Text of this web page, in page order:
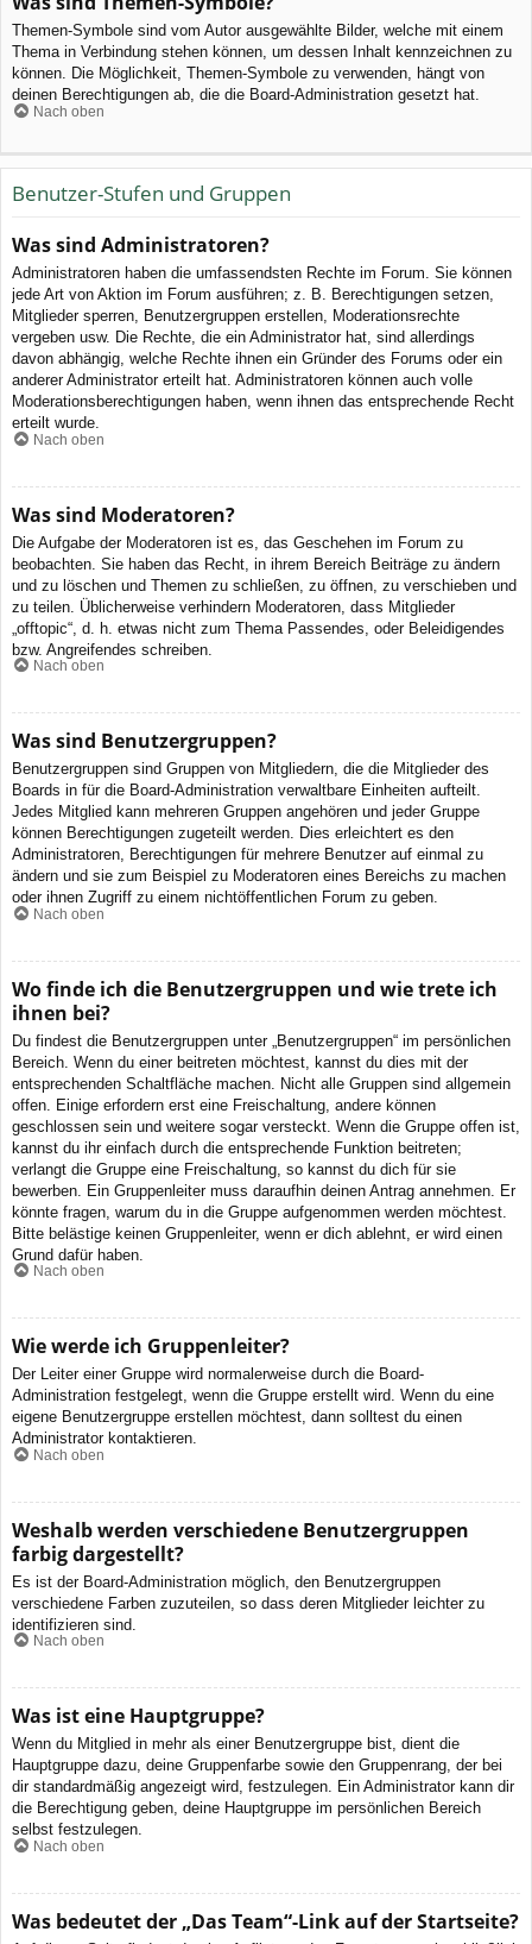
Themen-Symbole sind vom Autor ausgewählte Bilder, welche mit einem
Thema in Verbindung stehen können, um dessen Inhalt kennzeichnen zu
können. Die Möglichkeit, Themen-Symbole zu verwenden, hängt von
deinen Berechtigungen ab, die die Board-Administration gesetzt hat.
Nach oben
Benutzer-Stufen und Gruppen
Was sind Administratoren?
Administratoren haben die umfassendsten Rechte im Forum. Sie können
jede Art von Aktion im Forum ausführen; z. B. Berechtigungen setzen,
Mitglieder sperren, Benutzergruppen erstellen, Moderationsrechte
vergeben usw. Die Rechte, die ein Administrator hat, sind allerdings
davon abhängig, welche Rechte ihnen ein Gründer des Forums oder ein
anderer Administrator erteilt hat. Administratoren können auch volle
Moderationsberechtigungen haben, wenn ihnen das entsprechende Recht
erteilt wurde.
Nach oben
Was sind Moderatoren?
Die Aufgabe der Moderatoren ist es, das Geschehen im Forum zu
beobachten. Sie haben das Recht, in ihrem Bereich Beiträge zu ändern
und zu löschen und Themen zu schließen, zu öffnen, zu verschieben und
zu teilen. Üblicherweise verhindern Moderatoren, dass Mitglieder
„offtopic“, d. h. etwas nicht zum Thema Passendes, oder Beleidigendes
bzw. Angreifendes schreiben.
Nach oben
Was sind Benutzergruppen?
Benutzergruppen sind Gruppen von Mitgliedern, die die Mitglieder des
Boards in für die Board-Administration verwaltbare Einheiten aufteilt.
Jedes Mitglied kann mehreren Gruppen angehören und jeder Gruppe
können Berechtigungen zugeteilt werden. Dies erleichtert es den
Administratoren, Berechtigungen für mehrere Benutzer auf einmal zu
ändern und sie zum Beispiel zu Moderatoren eines Bereichs zu machen
oder ihnen Zugriff zu einem nichtöffentlichen Forum zu geben.
Nach oben
Wo finde ich die Benutzergruppen und wie trete ich
ihnen bei?
Du findest die Benutzergruppen unter „Benutzergruppen“ im persönlichen
Bereich. Wenn du einer beitreten möchtest, kannst du dies mit der
entsprechenden Schaltfläche machen. Nicht alle Gruppen sind allgemein
offen. Einige erfordern erst eine Freischaltung, andere können
geschlossen sein und weitere sogar versteckt. Wenn die Gruppe offen ist,
kannst du ihr einfach durch die entsprechende Funktion beitreten;
verlangt die Gruppe eine Freischaltung, so kannst du dich für sie
bewerben. Ein Gruppenleiter muss daraufhin deinen Antrag annehmen. Er
könnte fragen, warum du in die Gruppe aufgenommen werden möchtest.
Bitte belästige keinen Gruppenleiter, wenn er dich ablehnt, er wird einen
Grund dafür haben.
Nach oben
Wie werde ich Gruppenleiter?
Der Leiter einer Gruppe wird normalerweise durch die Board-
Administration festgelegt, wenn die Gruppe erstellt wird. Wenn du eine
eigene Benutzergruppe erstellen möchtest, dann solltest du einen
Administrator kontaktieren.
Nach oben
Weshalb werden verschiedene Benutzergruppen
farbig dargestellt?
Es ist der Board-Administration möglich, den Benutzergruppen
verschiedene Farben zuzuteilen, so dass deren Mitglieder leichter zu
identifizieren sind.
Nach oben
Was ist eine Hauptgruppe?
Wenn du Mitglied in mehr als einer Benutzergruppe bist, dient die
Hauptgruppe dazu, deine Gruppenfarbe sowie den Gruppenrang, der bei
dir standardmäßig angezeigt wird, festzulegen. Ein Administrator kann dir
die Berechtigung geben, deine Hauptgruppe im persönlichen Bereich
selbst festzulegen.
Nach oben
Was bedeutet der „Das Team“-Link auf der Startseite?